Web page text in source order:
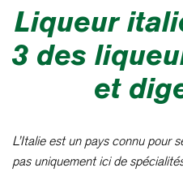
Liqueur
3 des
et
L’Italie est un pays connu pour
pas uniquement ici de